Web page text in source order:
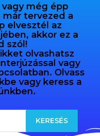
még épp
már tervezed a
elvesztél az
akkor ez a
szól!
olvashatsz
vagy
Olvass
vagy keress a